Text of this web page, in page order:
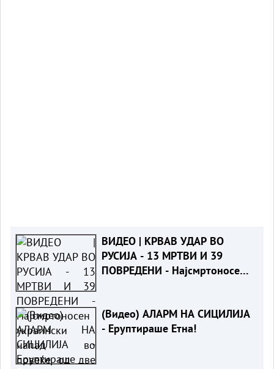
ВИДЕО | КРВАВ УДАР ВО
РУСИЈА - 13 МРТВИ И 39
ПОВРЕДЕНИ - Најсмртоносен
(Видео) АЛАРМ НА СИЦИЛИЈА
- Еруптираше Етна!